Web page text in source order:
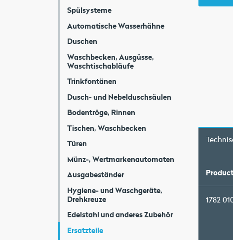
Spülsysteme
Automatische Wasserhähne
Duschen
Waschbecken, Ausgüsse,
Waschtischabläufe
Trinkfontänen
Dusch- und Nebelduschsäulen
Bodentröge, Rinnen
Tischen, Waschbecken
Türen
Münz-, Wertmarkenautomaten
Ausgabeständer
Hygiene- und Waschgeräte,
Drehkreuze
Edelstahl und anderes Zubehör
Ersatzteile
1782